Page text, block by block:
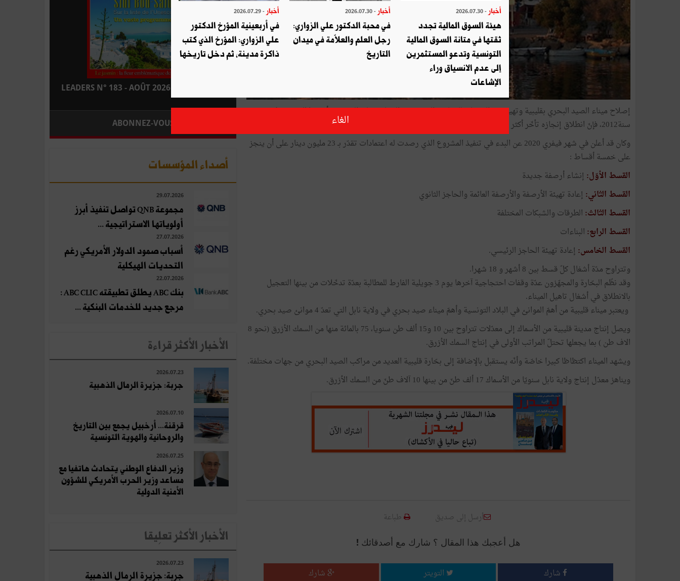
إصلاح ميناء الصيد البحري بقليبية وتهيئته مطلب ملحّ للبحّارة والمجهّزين والتجّار. وعلى الرغم من أنّ هذا المشروع بُرمج منذ
سنة2012، فإنّ انطلاق إنجازه تأخّر أكثر من مرّة.
وكان قد أعلن في شهر فيفري 2020 عن البدء في تنفيذ المشروع الذي رصدت له اعتمادات تقدّر بـ 23 مليون دينار على أن ينجز
على خمسة أقساط :
القسط الأوّل: إنشاء أرصفة جديدة
القسط الثاني: إعادة تهيئة الأرصفة والأرصفة العائمة والحاجز الثانوي
القسط الثالث: الطرقات والشبكات المختلفة
القسط الرابع: البناءات
القسط الخامس: إعادة تهيئة الحاجز الرئيسي.
وتتراوح مدّة أشغال كلّ قسط بين 8 أشهر و 18 شهرا.
وقد نظّم البحّارة والمجهّزون عدّة وقفات احتجاجية آخرها يوم 3 جويلية الفارط للمطالبة بعدّة تدخّلات من بينها التعجيل
بالانطلاق في أشغال تاهيل الميناء.
ويعتبر ميناء قليبية من أهمّ الموانئ في البلاد التونسية وأهمّ ميناء صيد بحري في ولاية نابل التي تعدّ 4 موانئ صيد بحري.
ويصل إنتاج مدينة قليبية من الأسماك إلى معدّلات تتراوح بين 10 و15 ألف طن سنويا، 75 بالمائة منها من السمك الأزرق (نحو 8
الاف طن ) بما يجعلها تحتلّ المراتب الأولى في إنتاج السمك الأزرق.
ويشهد الميناء اكتظاظا كبيرا خاصّة وأنّه يستقبل بالإضافة إلى بحّارة قليبية العديد من مراكب الصيد البحري من جهات مختلفة.
ويناهز معدّل إنتاج ولاية نابل سنويّا من الأسماك 17 ألف طنّ من بينها 10 آلاف طنّ من السمك الأزرق.
أرسل إلى صديق طباعة
هل أعجبك هذا المقال ؟ شارك مع أصدقائك !
شارك التويتر شارك
LEADERS N° 183 - AOÛT 2026 : EN KIOSQUE
ABONNEZ-VOUS
أصداء المؤسسات
29.07.2026
مجموعة QNB تواصل تنفيذ أبرز
أولوياتها الاستراتيجية ...
27.07.2026
أسباب صمود الدولار الأمريكي رغم
التحديات الهيكلية
22.07.2026
بنك ABC يطلق تطبيقته ABC CLIC :
مرجع جديد للخدمات البنكية ...
الأخبار الأكثر قراءة
2026.07.23
جربة: جزيرة الرمال الذهبية
2026.07.10
قرقنة... أرخبيل يجمع بين التاريخ
والروحانية والهوية التونسية
2026.07.25
وزير الدفاع الوطني يتحادث هاتفيا مع
مساعد وزير الحرب الأمريكي للشؤون
الأمنية الدولية
الأخبار الأكثر تعلِيقا
2026.07.23
جربة: جزيرة الرمال الذهبية
أخبار - 2026.07.30
هيئة السوق المالية تجدد
ثقتها في متانة السوق المالية
التونسية وتدعو المستثمرين
إلى عدم الانسياق وراء
الإشاعات
أخبار - 2026.07.30
في محبة الدكتور علي الزواري:
رجل العلم والعلاّمة في ميدان
التاريخ
أخبار - 2026.07.29
في أربعينية المؤرخ الدكتور
علي الزواري: المؤرخ الذي كتب
ذاكرة مدينة، ثم دخل تاريخها
الغاء